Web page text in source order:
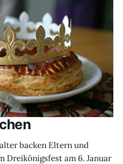
backen Eltern und
Dreikönigsfest am 6. Januar